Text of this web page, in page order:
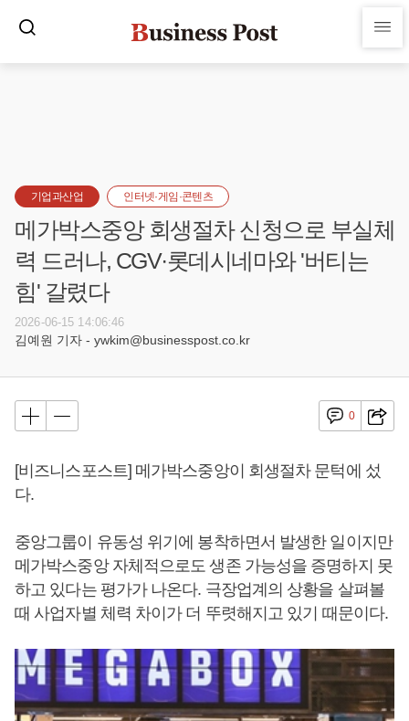
기업과산업 인터넷·게임·콘텐츠
메가박스중앙 회생절차 신청으로 부실체
력 드러나, CGV·롯데시네마와 '버티는
힘' 갈렸다
2026-06-15 14:06:46
김예원 기자 - ywkim@businesspost.co.kr
0
[비즈니스포스트] 메가박스중앙이 회생절차 문턱에 섰
다.
중앙그룹이 유동성 위기에 봉착하면서 발생한 일이지만
메가박스중앙 자체적으로도 생존 가능성을 증명하지 못
하고 있다는 평가가 나온다. 극장업계의 상황을 살펴볼
때 사업자별 체력 차이가 더 뚜렷해지고 있기 때문이다.